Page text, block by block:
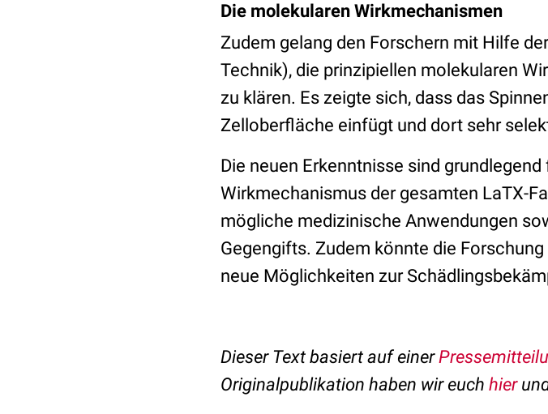
Die molekularen Wirkmechanismen
Zudem gelang den Forschern mit Hilfe
Technik), die prinzipiellen molekularen
zu klären. Es zeigte sich, dass das
Zelloberfläche einfügt und dort sehr
Die neuen Erkenntnisse sind
Wirkmechanismus der gesamten LaTX-
mögliche medizinische Anwendungen
Gegengifts. Zudem könnte die
neue Möglichkeiten zur
Dieser Text basiert auf einer
Originalpublikation haben wir euch hier